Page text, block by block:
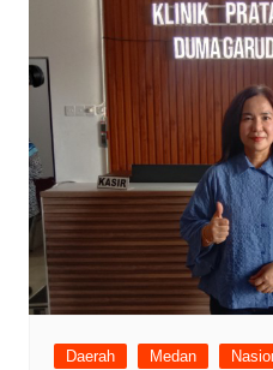
Daerah Medan